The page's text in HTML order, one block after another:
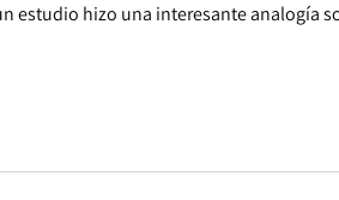
estudio hizo una interesante analogía